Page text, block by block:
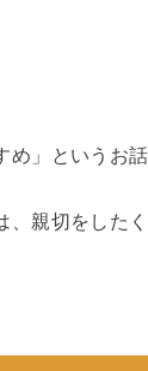
」というお話
、親切をした